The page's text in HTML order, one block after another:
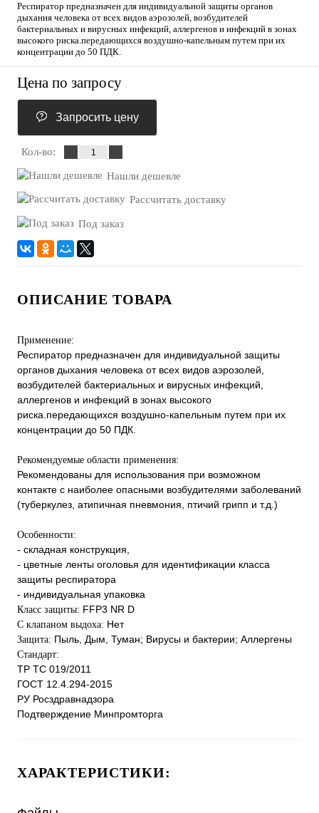
Респиратор предназначен для индивидуальной защиты органов
дыхания человека от всех видов аэрозолей, возбудителей
бактериальных и вирусных инфекций, аллергенов и инфекций в зонах
высокого риска.передающихся воздушно-капельным путем при их
концентрации до 50 ПДК.
Цена по запросу
Запросить цену
Кол-во:
Нашли дешевле
Рассчитать доставку
Под заказ
ОПИСАНИЕ ТОВАРА
Применение:
Респиратор предназначен для индивидуальной защиты
органов дыхания человека от всех видов аэрозолей,
возбудителей бактериальных и вирусных инфекций,
аллергенов и инфекций в зонах высокого
риска.передающихся воздушно-капельным путем при их
концентрации до 50 ПДК.
Рекомендуемые области применения:
Рекомендованы для использования при возможном
контакте с наиболее опасными возбудителями заболеваний
(туберкулез, атипичная пневмония, птичий грипп и т.д.)
Особенности:
- складная конструкция,
- цветные ленты оголовья для идентификации класса
защиты респиратора
- индивидуальная упаковка
Класс защиты: FFP3 NR D
С клапаном выдоха: Нет
Защита: Пыль, Дым, Туман; Вирусы и бактерии; Аллергены
Стандарт:
ТР ТС 019/2011
ГОСТ 12.4.294-2015
РУ Росздравнадзора
Подтверждение Минпромторга
ХАРАКТЕРИСТИКИ: